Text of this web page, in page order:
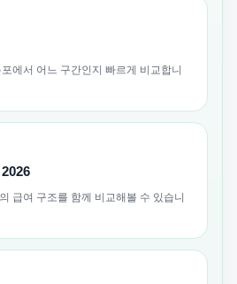
에서 어느 구간인지 빠르게 비교합니
급여 구조를 함께 비교해볼 수 있습니